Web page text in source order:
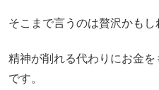
そこまで言うのは贅沢かもし
精神が削れる代わりにお金
です。